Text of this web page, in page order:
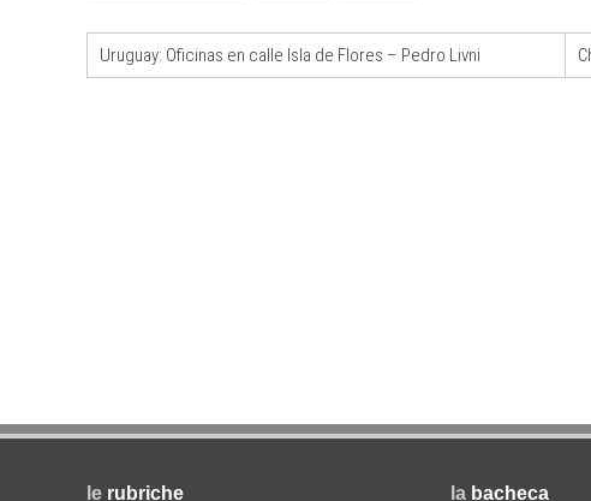
Uruguay: Oficinas en calle Isla de Flores – Pedro Livni
Riforma delle professioni, ok al
novità su abilitazione, competenze,
tirocini ed equo compenso
le rubriche la bacheca